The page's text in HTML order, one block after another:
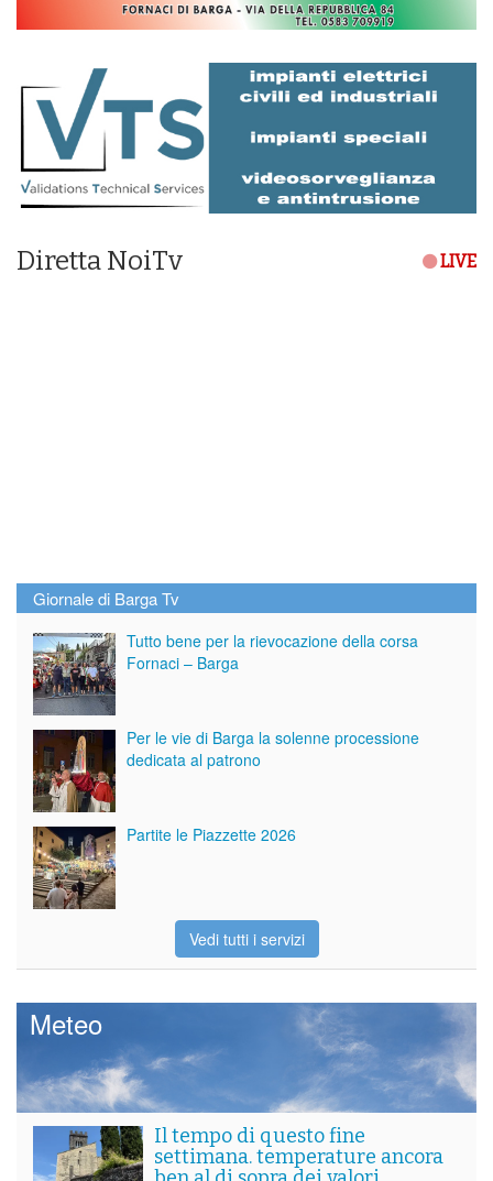
Diretta NoiTv LIVE
Giornale di Barga Tv
Tutto bene per la rievocazione della corsa
Fornaci – Barga
Per le vie di Barga la solenne processione
dedicata al patrono
Partite le Piazzette 2026
Vedi tutti i servizi
Meteo
Il tempo di questo fine
settimana. temperature ancora